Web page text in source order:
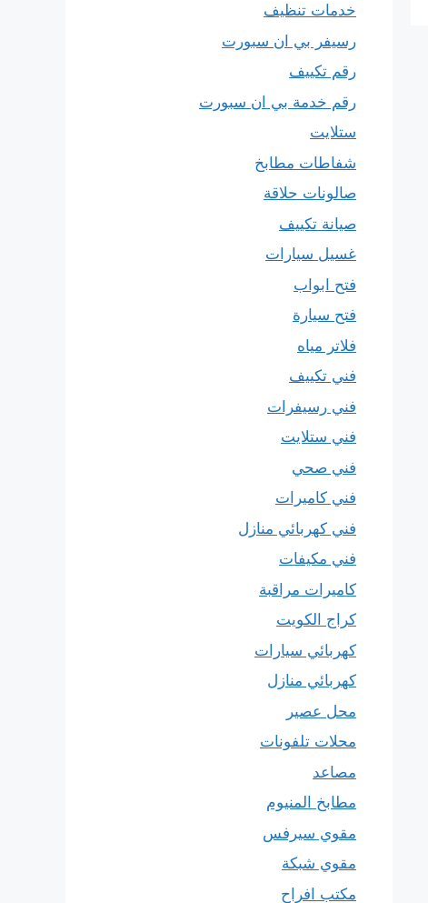
خدمات تنظيف
رسيفر بي ان سبورت
رقم تكييف
رقم خدمة بي ان سبورت
ستلايت
شفاطات مطابخ
صالونات حلاقة
صيانة تكييف
غسيل سيارات
فتح ابواب
فتح سيارة
فلاتر مياه
فني تكييف
فني رسيفرات
فني ستلايت
فني صحي
فني كاميرات
فني كهربائي منازل
فني مكيفات
كاميرات مراقبة
كراج الكويت
كهربائي سيارات
كهربائي منازل
محل عصير
محلات تلفونات
مصاعد
مطابخ المنيوم
مقوي سيرفس
مقوي شبكة
مكتب افراح